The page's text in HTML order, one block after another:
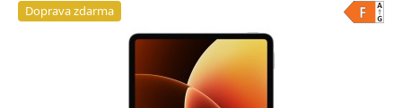
Doprava zdarma